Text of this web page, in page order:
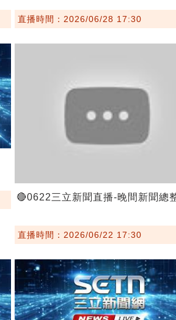
直播時間：2026/06/28 17:30
🔴0622三立新聞直播-晚間新聞總
直播時間：2026/06/22 17:30